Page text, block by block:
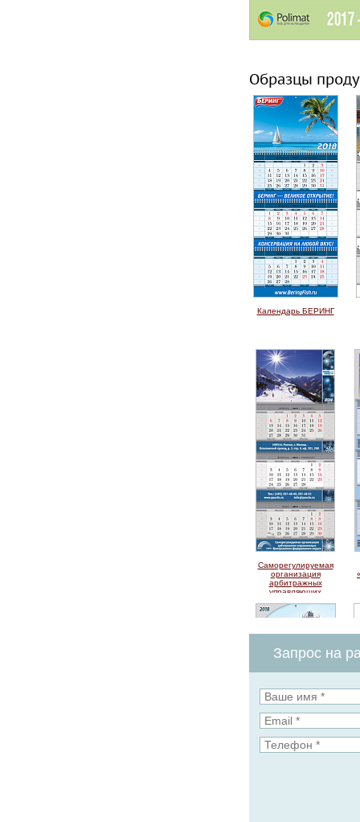
Образцы
Календарь БЕРИНГ
Саморегулируемая
организация
арбитражных
управляющих
федерального
округа
Запрос на